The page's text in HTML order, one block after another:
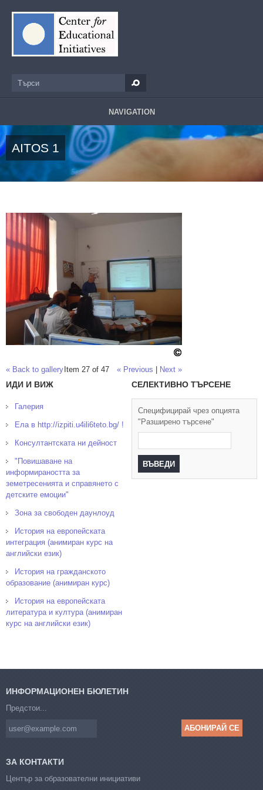
Търси
NAVIGATION
AITOS 1
« Back to gallery Item 27 of 47 « Previous Next »
ИДИ И ВИЖ
Галерия
Ела в http://izpiti.u4ili6teto.bg/ !
Консултантската ни дейност
"Повишаване на
информираността за
земетресенията и справянето с
детските емоции"
Зона за свободен даунлоуд
История на европейската
интеграция (анимиран курс на
английски език)
История на гражданското
образование (анимиран курс)
История на европейската
литература и култура (анимиран
курс на английски език)
СЕЛЕКТИВНО ТЪРСЕНЕ
Специфицирай чрез опцията
"Разширено търсене"
ИНФОРМАЦИОНЕН БЮЛЕТИН
Предстои...
ЗА КОНТАКТИ
Център за образователни инициативи